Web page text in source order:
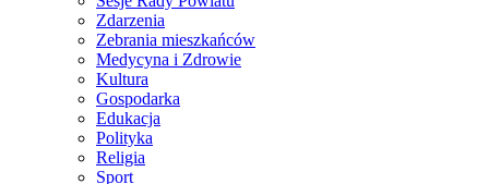
Zdarzenia
Zebrania mieszkańców
Medycyna i Zdrowie
Kultura
Gospodarka
Edukacja
Polityka
Religia
Sport